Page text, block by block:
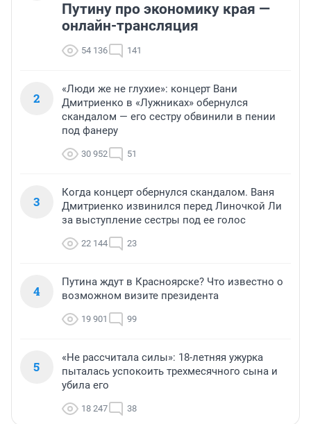
Путину про экономику края —
онлайн-трансляция
54 136 141
2
«Люди же не глухие»: концерт Вани
Дмитриенко в «Лужниках» обернулся
скандалом — его сестру обвинили в пении
под фанеру
30 952 51
3
Когда концерт обернулся скандалом. Ваня
Дмитриенко извинился перед Линочкой Ли
за выступление сестры под ее голос
22 144 23
4
Путина ждут в Красноярске? Что известно о
возможном визите президента
19 901 99
5
«Не рассчитала силы»: 18-летняя ужурка
пыталась успокоить трехмесячного сына и
убила его
18 247 38